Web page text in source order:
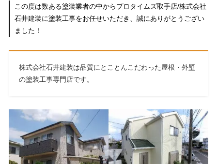
この度は数ある塗装業者の中からプロタイムズ取手店/株式会社
石井建装に塗装工事をお任せいただき、誠にありがとうござい
ました！
株式会社石井建装は品質にとことんこだわった屋根・外壁
の塗装工事専門店です。